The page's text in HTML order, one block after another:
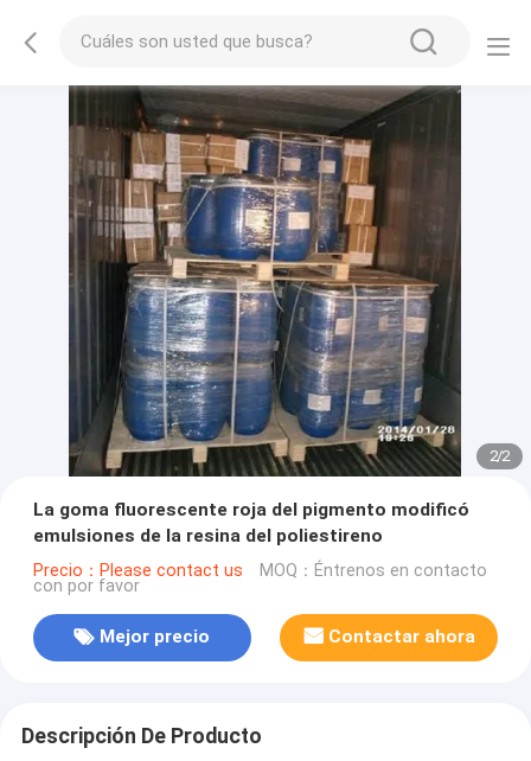
2/2
La goma fluorescente roja del pigmento modificó
emulsiones de la resina del poliestireno
Precio：Please contact us MOQ：Éntrenos en contacto
con por favor
Mejor precio Contactar ahora
Descripción De Producto